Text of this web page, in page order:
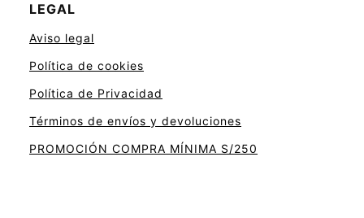
LEGAL
Aviso legal
Política de cookies
Política de Privacidad
Términos de envíos y devoluciones
PROMOCIÓN COMPRA MÍNIMA S/250